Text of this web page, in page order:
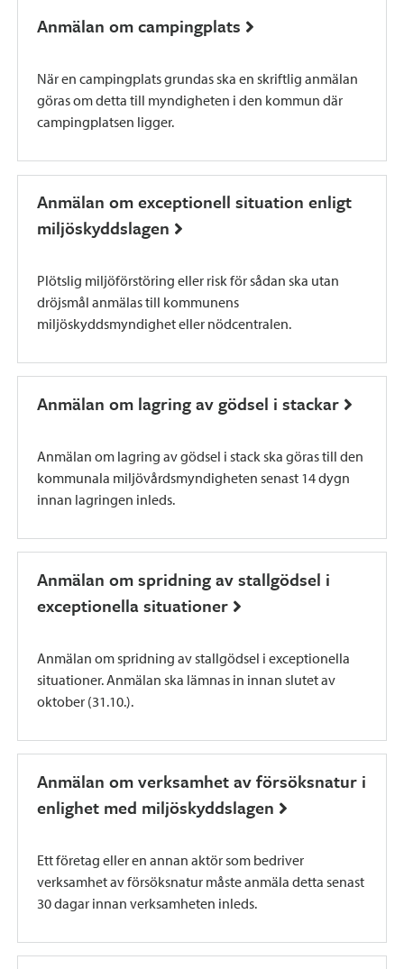
Anmälan om campingplats
När en campingplats grundas ska en skriftlig anmälan
göras om detta till myndigheten i den kommun där
campingplatsen ligger.
Anmälan om exceptionell situation enligt
miljöskyddslagen
Plötslig miljöförstöring eller risk för sådan ska utan
dröjsmål anmälas till kommunens
miljöskyddsmyndighet eller nödcentralen.
Anmälan om lagring av gödsel i stackar
Anmälan om lagring av gödsel i stack ska göras till den
kommunala miljövårdsmyndigheten senast 14 dygn
innan lagringen inleds.
Anmälan om spridning av stallgödsel i
exceptionella situationer
Anmälan om spridning av stallgödsel i exceptionella
situationer. Anmälan ska lämnas in innan slutet av
oktober (31.10.).
Anmälan om verksamhet av försöksnatur i
enlighet med miljöskyddslagen
Ett företag eller en annan aktör som bedriver
verksamhet av försöksnatur måste anmäla detta senast
30 dagar innan verksamheten inleds.